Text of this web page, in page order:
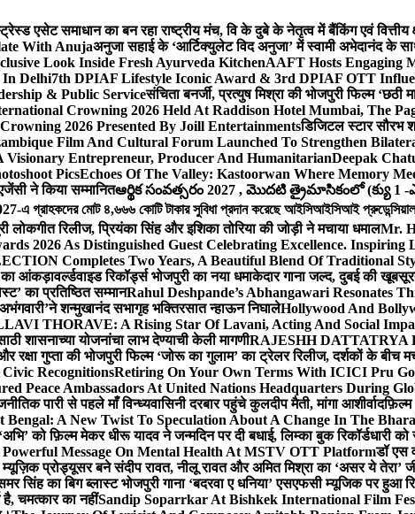
एसेट समाधान का बन रहा राष्ट्रीय मंच, वि के दुबे के नेतृत्व में बैंकिंग एवं
With Anujaअनुजा सहाई के ‘आर्टिक्युलेट विद अनुजा’ में स्वामी अभेदानंद के
Look Inside Fresh Ayurveda KitchenAAFT Hosts Engaging
In Delhi7th DPIAF Lifestyle Iconic Award & 3rd DPIAF OTT
& Public Serviceसंचिता बनर्जी, प्रत्युष मिश्रा की भोजपुरी फिल्म
Crowning 2026 Held At Raddison Hotel Mumbai, The
2026 Presented By Joill Entertainmentsडिजिटल स्टार सौरभ
Film And Cultural Forum Launched To Strengthen
Visionary Entrepreneur, Producer And HumanitarianDeepak
PicsEchoes Of The Valley: Kastoorwan Where Memory
ने किया सम्मानितఆర్థిక సంవత్సరం 2027 , మొదటి త్రైమాసికంలో (క్యు 1
এ গ্রাহকদের মোট ৪,৬৬৬ কোটি টাকার সুবিধা প্রদান করেছে আইসিআইসিআই প্রুডেন্সিয়াল
रिलीज, प्रियंका सिंह और इशिका तोरिया की जोड़ी ने मचाया धमालMr.
2026 As Distinguished Guest Celebrating Excellence. Inspiring
Completes Two Years, A Beautiful Blend Of Traditional
का आंकड़ावर्ल्डवाइड रिकॉर्ड्स भोजपुरी का नया धमाकेदार गाना जल्द, दुबई की
का प्रतिष्ठित सम्मानRahul Deshpande’s Abhangawari Resonates
शन्मुखानंद सभागृह भक्तिरसात न्हाऊन निघालेHollywood And
THORAVE: A Rising Star Of Lavani, Acting And Social
शासनाच्या योजनांचा लाभ देण्याची केली मागणीRAJESHH DATTATRYA
रक्षा गुप्ता की भोजपुरी फिल्म ‘जोरू का गुलाम’ का ट्रेलर रिलीज, दर्शकों के बीच
RecognitionsRetiring On Your Own Terms With ICICI Pru
Peace Ambassadors At United Nations Headquarters During
पारी से पहले माँ विन्ध्यवासिनी दरबार पहुंचे कुलदीप मैती, मांगा आशीर्वाद
Bengal: A New Twist To Speculation About A Change In The
को फ़िल्म मेकर धीरू यादव ने जन्मदिन पर दी बधाई, लिम्का बुक रिकॉर्डधारी को
Message On Mental Health At MSTV OTT Platformडॉ एस
म्यूज़िक प्रोड्यूसर बने संदीप रावत, नीलू रावत और अमित मिश्रा का ‘असर ये तेरा’
सिंह का बिग ब्लास्ट भोजपुरी गाना ‘बदरवा ए धनिया’ एसएफसी म्यूजिक पर
है, चमत्कार का नहींSandip Soparrkar At Bishkek International Film